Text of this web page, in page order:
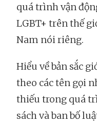
quá trình vận
LGBT+ trên thế
Nam nói riêng.
Hiểu về bản sắc
theo các tên gọi
thiếu trong quá
sách và ban bố